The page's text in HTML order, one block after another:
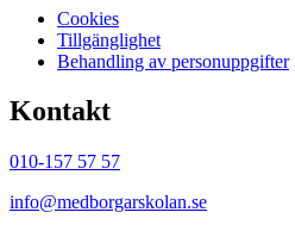
Cookies
Tillgänglighet
Behandling av personuppgifter
Kontakt
010-157 57 57
info@medborgarskolan.se